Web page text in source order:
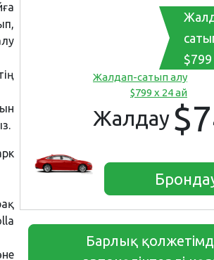
Жалдап-сатып алу
$799 x 24 ай
Жалдау
Барлық